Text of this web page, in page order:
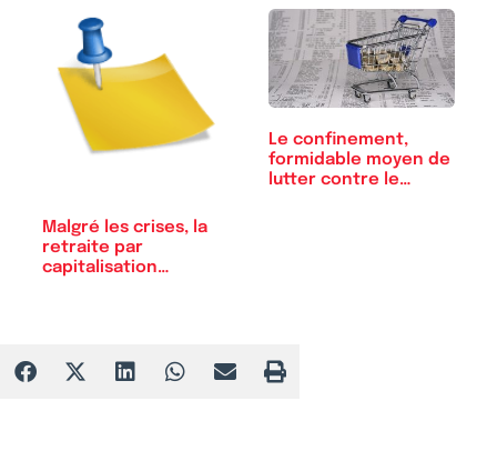
Malgré les crises, la
retraite par
capitalisation…
Le confinement,
formidable moyen de
lutter contre le…